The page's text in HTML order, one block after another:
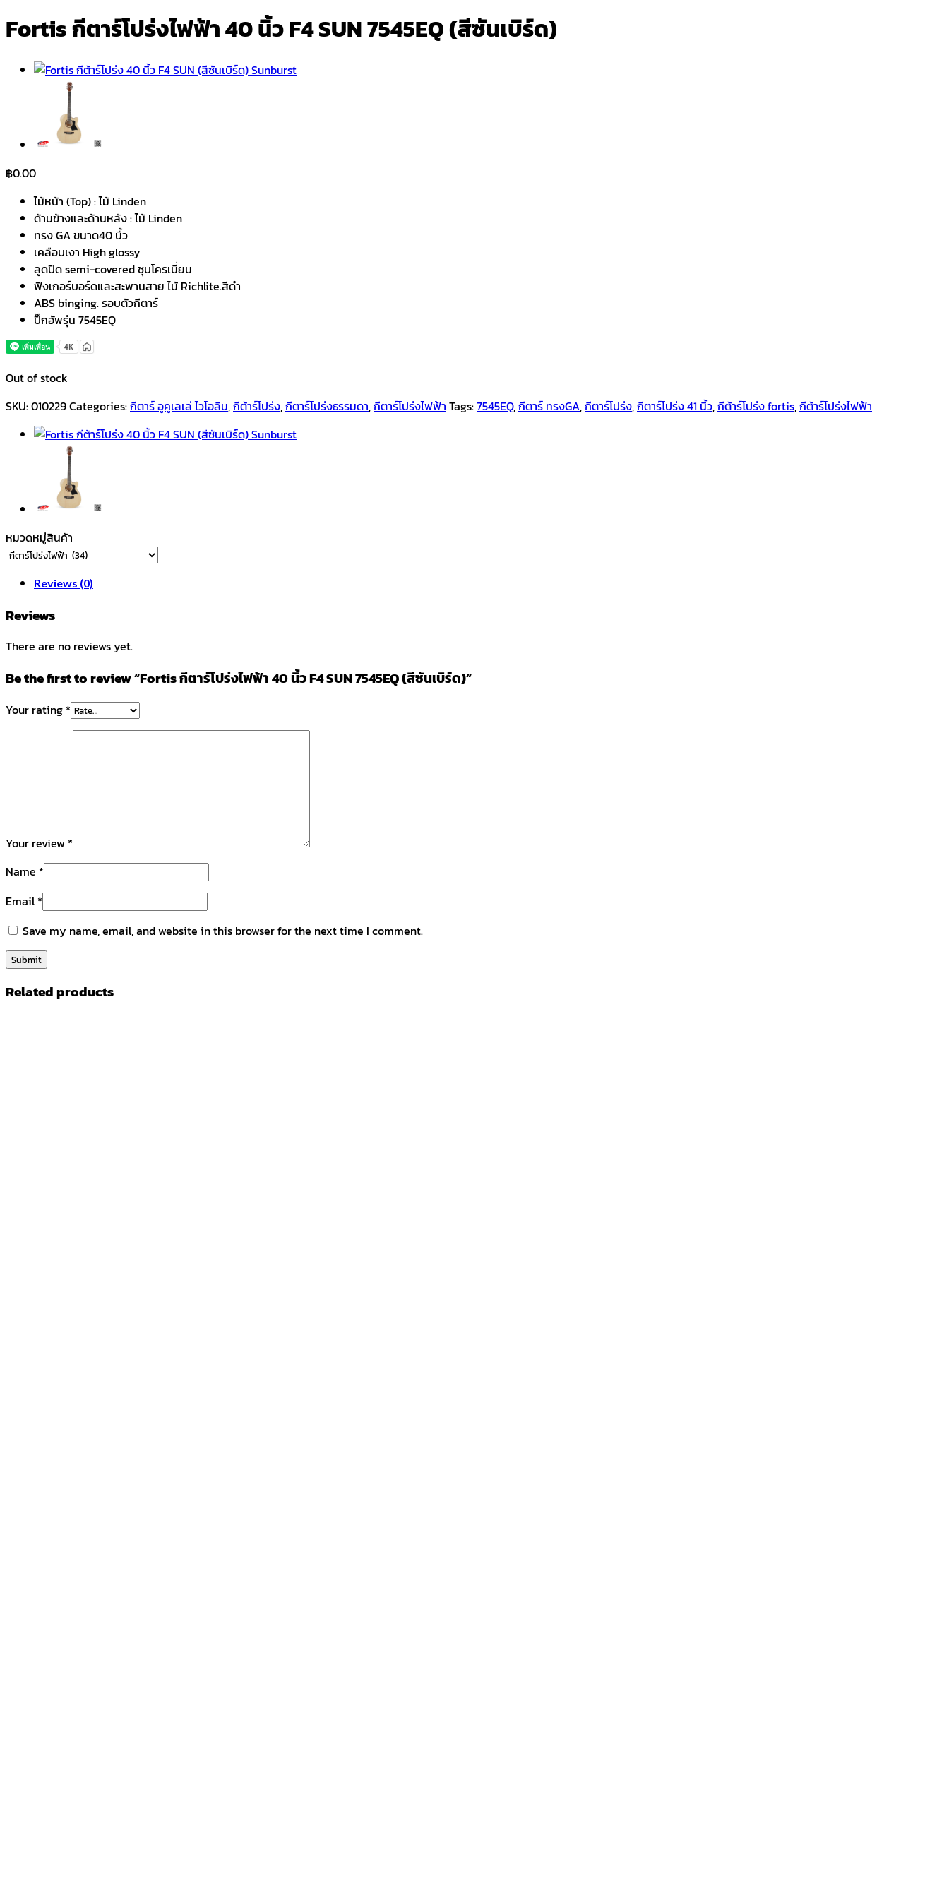
Fortis กีตาร์โปร่งไฟฟ้า 40 นิ้ว F4 SUN 7545EQ (สีซันเบิร์ด)
฿0.00
ไม้หน้า​ (Top) : ไม้ Linden
ด้านข้างและด้านหลัง​ : ไม้​ Linden
ทรง​ GA ขนาด​40​ นื้ว
เคลือบเงา​ High glossy
ลูดปิด​ semi-covered​ ชุบโครเมี่ยม
ฟิงเกอร์​บอร์ด​และสะพานสาย​ ไม้​ Richlite.สีดำ
ABS binging. รอบตัวกีตาร์
ปิ๊กอัพรุ่น 7545EQ
Out of stock
SKU:010229Categories:กีตาร์ อูคูเลเล่ ไวโอลิน,กีต้าร์โปร่ง,กีตาร์โปร่งธรรมดา,กีตาร์โปร่งไฟฟ้า Tags:7545EQ,กีตาร์ ทรงGA,กีตาร์โปร่ง,กีตาร์โปร่ง 41 นิ้ว,กีต้าร์โปร่ง fortis,กีต้าร์โปร่งไฟฟ้า
หมวดหมู่สินค้า
Reviews (0)
Reviews
There are no reviews yet.
Be the first to review “Fortis กีตาร์โปร่งไฟฟ้า 40 นิ้ว F4 SUN 7545EQ (สีซันเบิร์ด)”
Your rating *
Your review *
Name *
Email*
Save my name, email, and website in this browser for the next time I comment.
Related products